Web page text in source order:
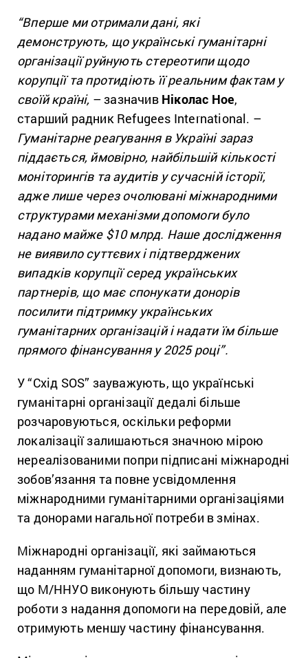
“Вперше ми отримали дані, які
демонструють, що українські гуманітарні
організації руйнують стереотипи щодо
корупції та протидіють її реальним фактам у
своїй країні, – зазначив Ніколас Ное,
старший радник Refugees International. –
Гуманітарне реагування в Україні зараз
піддається, ймовірно, найбільшій кількості
моніторингів та аудитів у сучасній історії,
адже лише через очолювані міжнародними
структурами механізми допомоги було
надано майже $10 млрд. Наше дослідження
не виявило суттєвих і підтверджених
випадків корупції серед українських
партнерів, що має спонукати донорів
посилити підтримку українських
гуманітарних організацій і надати їм більше
прямого фінансування у 2025 році”.
У “Схід SOS” зауважують, що українські
гуманітарні організації дедалі більше
розчаровуються, оскільки реформи
локалізації залишаються значною мірою
нереалізованими попри підписані міжнародні
зобов’язання та повне усвідомлення
міжнародними гуманітарними організаціями
та донорами нагальної потреби в змінах.
Міжнародні організації, які займаються
наданням гуманітарної допомоги, визнають,
що М/ННУО виконують більшу частину
роботи з надання допомоги на передовій, але
отримують меншу частину фінансування.